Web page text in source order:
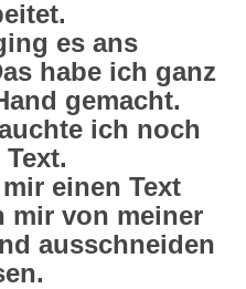
es ans
habe ich ganz
gemacht.
ich noch
einen Text
mir von meiner
ausschneiden